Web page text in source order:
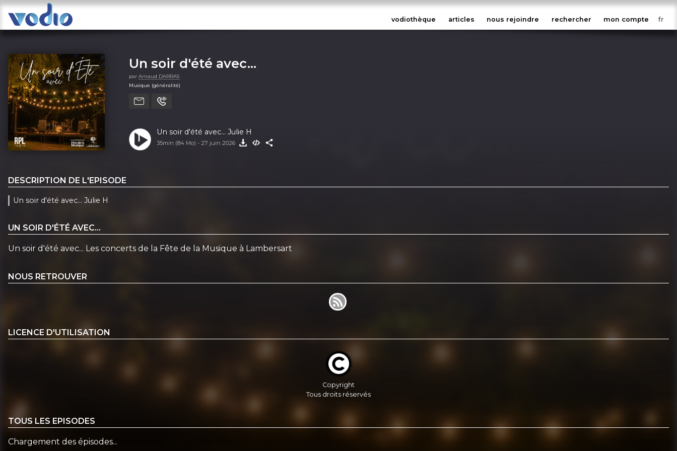
vodiothèque articles nous rejoindre rechercher mon compte
Un soir d'été avec...
par Arnaud DARRAS
Musique (généralité)
Un soir d'été avec... Julie H
35min (84 Mo) - 27 juin 2026
DESCRIPTION DE L'EPISODE
Un soir d'été avec... Julie H
UN SOIR D'ÉTÉ AVEC...
Un soir d'été avec... Les concerts de la Fête de la Musique à Lambersart
NOUS RETROUVER
LICENCE D'UTILISATION
Copyright
Tous droits réservés
TOUS LES EPISODES
Chargement des épisodes...